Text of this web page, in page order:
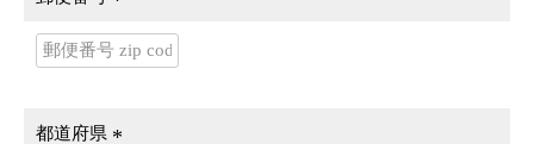
(
必
都道府県